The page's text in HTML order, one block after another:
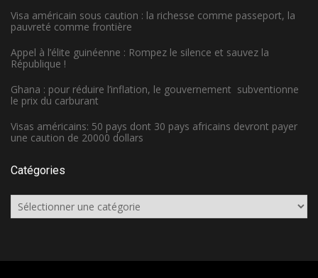
Visa américain sous caution : la richesse comme passeport, la
pauvreté comme frontière
Appel à l’élite guinéenne : Rompez le silence et sauvez la
République !
Ghana : pour réduire l’inflation, le gouvernement subventionne
le prix du carburant
Visas américains: 50 pays dont 30 pays africains devront payer
une caution de 20000 dollars
Catégories
Catégories